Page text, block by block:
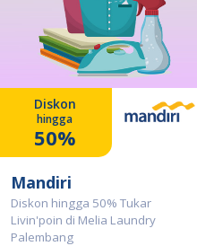
Diskon
hingga
50%
Mandiri
Diskon hingga 50% Tukar
Livin'poin di Melia Laundry
Palembang